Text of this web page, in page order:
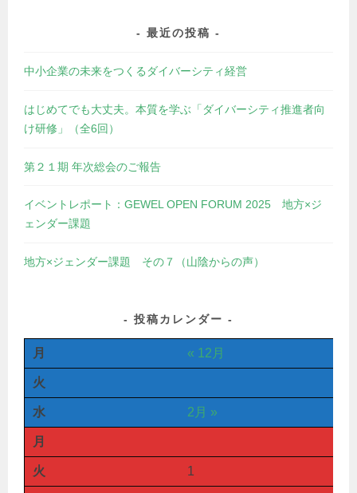
最近の投稿
中小企業の未来をつくるダイバーシティ経営
はじめてでも大丈夫。本質を学ぶ「ダイバーシティ推進者向
け研修」（全6回）
第２１期 年次総会のご報告
イベントレポート：GEWEL OPEN FORUM 2025 地方×ジ
ェンダー課題
地方×ジェンダー課題 その７（山陰からの声）
投稿カレンダー
月 « 12月
火
水 2月 »
月
火 1